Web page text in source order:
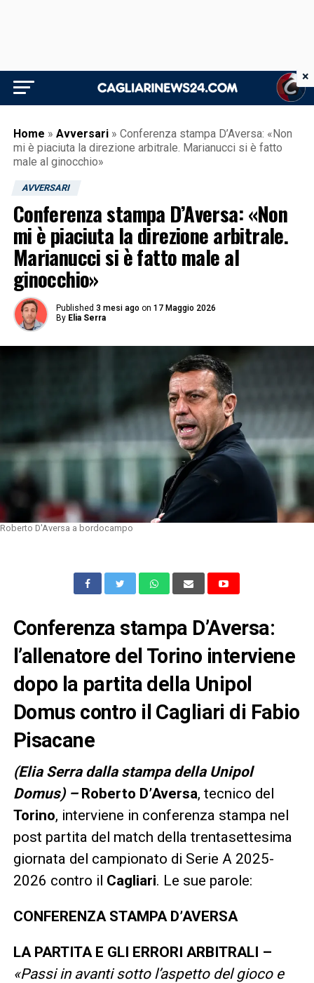
Home » Avversari » Conferenza stampa D’Aversa: «Non
mi è piaciuta la direzione arbitrale. Marianucci si è fatto
male al ginocchio»
AVVERSARI
Conferenza stampa D’Aversa: «Non
mi è piaciuta la direzione arbitrale.
Marianucci si è fatto male al
ginocchio»
Published 3 mesi ago on 17 Maggio 2026
By Elia Serra
Roberto D'Aversa a bordocampo
Conferenza stampa D’Aversa:
l’allenatore del Torino interviene
dopo la partita della Unipol
Domus contro il Cagliari di Fabio
Pisacane
(Elia Serra dalla stampa della Unipol
Domus) – Roberto D’Aversa, tecnico del
Torino, interviene in conferenza stampa nel
post partita del match della trentasettesima
giornata del campionato di Serie A 2025-
2026 contro il Cagliari. Le sue parole:
CONFERENZA STAMPA D’AVERSA
LA PARTITA E GLI ERRORI ARBITRALI –
«Passi in avanti sotto l’aspetto del gioco e
×